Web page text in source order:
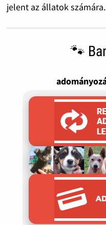
jelent az állatok számára.
🐾